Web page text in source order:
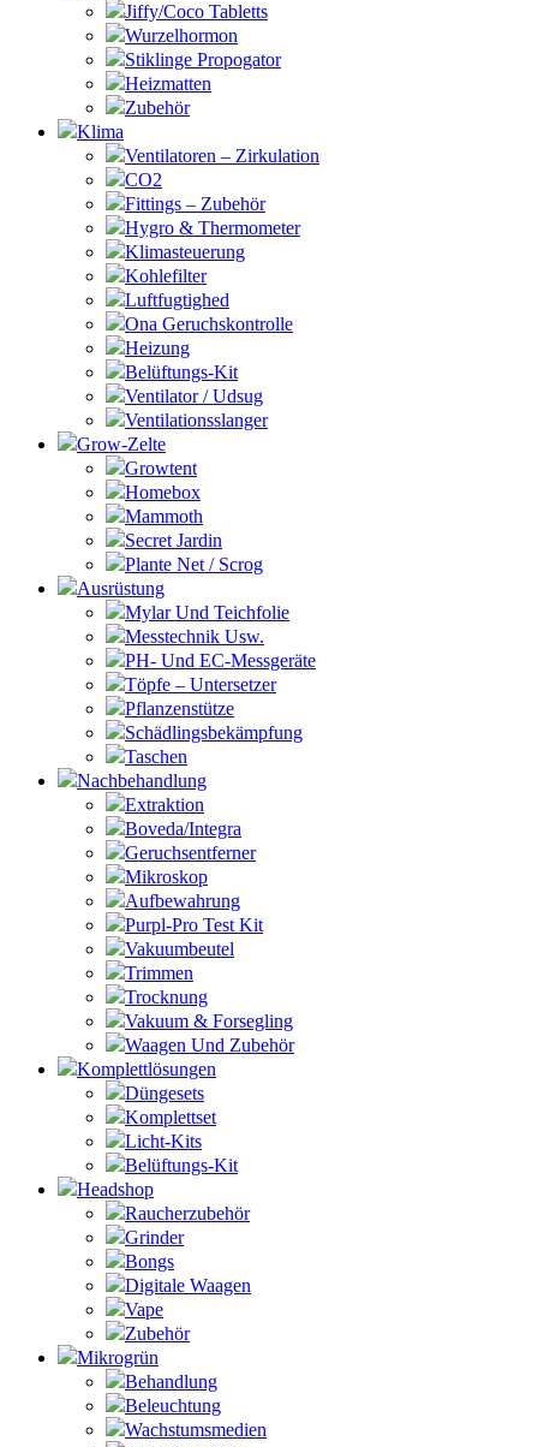
Jiffy/Coco Tabletts
Wurzelhormon
Stiklinge Propogator
Heizmatten
Zubehör
Klima
Ventilatoren – Zirkulation
CO2
Fittings – Zubehör
Hygro & Thermometer
Klimasteuerung
Kohlefilter
Luftfugtighed
Ona Geruchskontrolle
Heizung
Belüftungs-Kit
Ventilator / Udsug
Ventilationsslanger
Grow-Zelte
Growtent
Homebox
Mammoth
Secret Jardin
Plante Net / Scrog
Ausrüstung
Mylar Und Teichfolie
Messtechnik Usw.
PH- Und EC-Messgeräte
Töpfe – Untersetzer
Pflanzenstütze
Schädlingsbekämpfung
Taschen
Nachbehandlung
Extraktion
Boveda/Integra
Geruchsentferner
Mikroskop
Aufbewahrung
Purpl-Pro Test Kit
Vakuumbeutel
Trimmen
Trocknung
Vakuum & Forsegling
Waagen Und Zubehör
Komplettlösungen
Düngesets
Komplettset
Licht-Kits
Belüftungs-Kit
Headshop
Raucherzubehör
Grinder
Bongs
Digitale Waagen
Vape
Zubehör
Mikrogrün
Behandlung
Beleuchtung
Wachstumsmedien